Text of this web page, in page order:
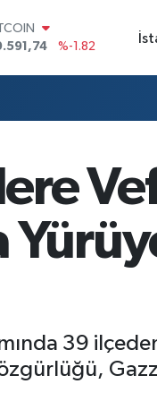
%0.02
%0.18
%0
%-1.82
39